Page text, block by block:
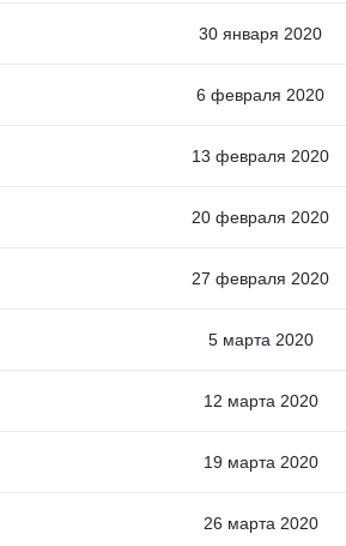
30 января 2020
6 февраля 2020
13 февраля 2020
20 февраля 2020
27 февраля 2020
5 марта 2020
12 марта 2020
19 марта 2020
26 марта 2020